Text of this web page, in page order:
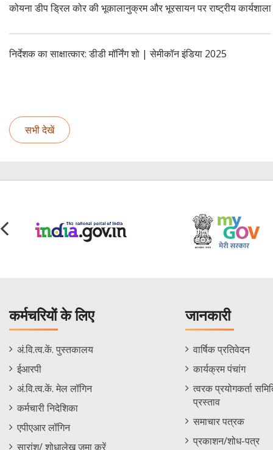
कोयना डीप ड्रिल कोर की भूकालानुक्रम और भूरसायन पर राष्ट्रीय कार्यशाला
निर्देशक का साक्षात्कार: डीडी मॉर्निंग शो | सेमीकॉन इंडिया 2025
सभी देखें
कर्मचरियों के लिए
Staff
Footer
Menu
अं.वि.त्व.कें. पुस्तकालय
ईआरपी
अं.वि.त्व.कें. मेल लॉगिन
कर्मचारी निदेशिका
एपीएआर लॉगिन
सारांश/ शोधालेख जमा करें
जानकारी
Informations
Menu
वार्षिक प्रतिवेदन
कार्यक्रम पंचांग
त्वरक प्रयोगकर्ता
प्रस्ताव
समाचार पत्रक
प्रकाशन/शोध-पत्र